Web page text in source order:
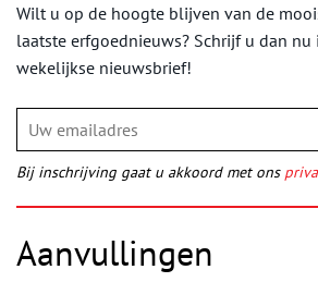
Wilt u op de hoogte blijven van de
laatste erfgoednieuws? Schrijf u dan nu
wekelijkse nieuwsbrief!
Bij inschrijving gaat u akkoord met ons
Aanvullingen